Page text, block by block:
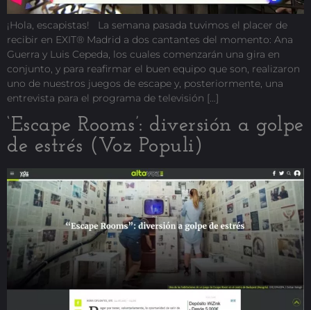
¡Hola, escapistas! La semana pasada tuvimos el placer de
recibir en EXIT® Madrid a dos cantantes del momento: Ana
Guerra y Luis Cepeda, los cuales comenzarán una gira en
conjunto, y para reafirmar el buen equipo que son, realizaron
uno de nuestros juegos de escape y, posteriormente, una
entrevista para el programa de televisión […]
‘Escape Rooms’: diversión a golpe
de estrés (Voz Populi)